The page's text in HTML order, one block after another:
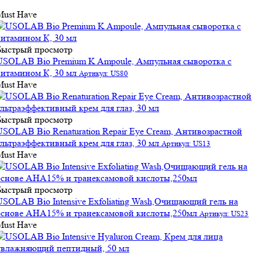
Have
просмотр
Bio Premium K Ampoule, Ампульная сыворотка с
К, 30 мл Артикул: US80
Have
просмотр
Bio Renaturation Repair Eye Cream, Антивозрастной
крем для глаз, 30 мл Артикул: US13
Have
просмотр
Bio Intensive Exfoliating Wash,Очищающий гель на
АНА15% и транексамовой кислоты,250мл Артикул: US23
Have